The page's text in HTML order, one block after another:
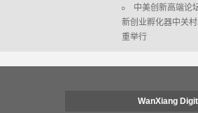
中美创新高端论
新创业孵化器中关
重举行
WanXiang